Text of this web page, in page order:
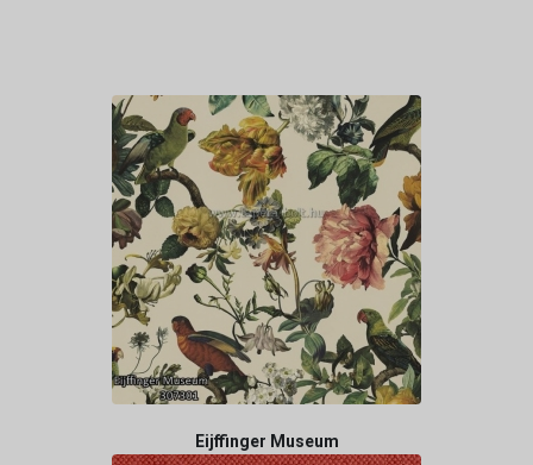
Eijffinger Museum